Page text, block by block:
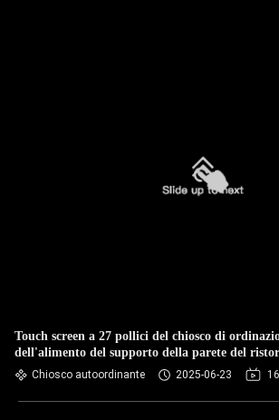
Touch screen a 27 pollici del chiosco di
dell'alimento del supporto della parete del
Chiosco autoordinante 2025-06-23